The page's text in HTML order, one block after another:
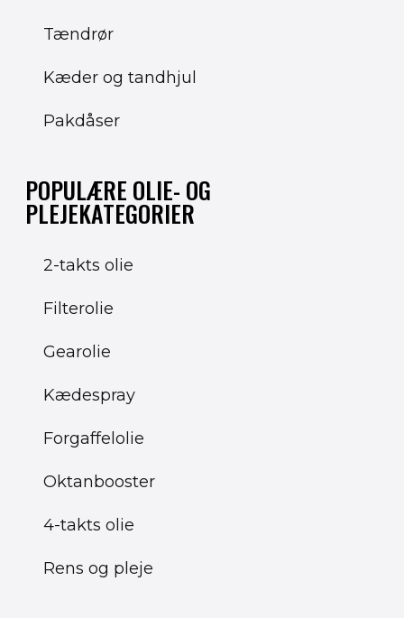
Tændrør
Kæder og tandhjul
Pakdåser
POPULÆRE OLIE- OG
PLEJEKATEGORIER
2-takts olie
Filterolie
Gearolie
Kædespray
Forgaffelolie
Oktanbooster
4-takts olie
Rens og pleje